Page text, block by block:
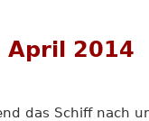
April 2014
das Schiff nach